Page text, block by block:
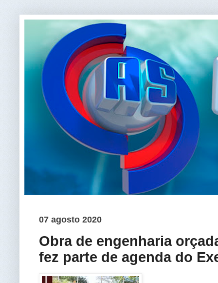
07 agosto 2020
Obra de engenharia
fez parte de agenda do